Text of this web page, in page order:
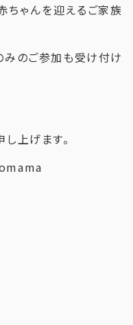
ちゃんを迎えるご家族
のご参加も受け付け
上げます。